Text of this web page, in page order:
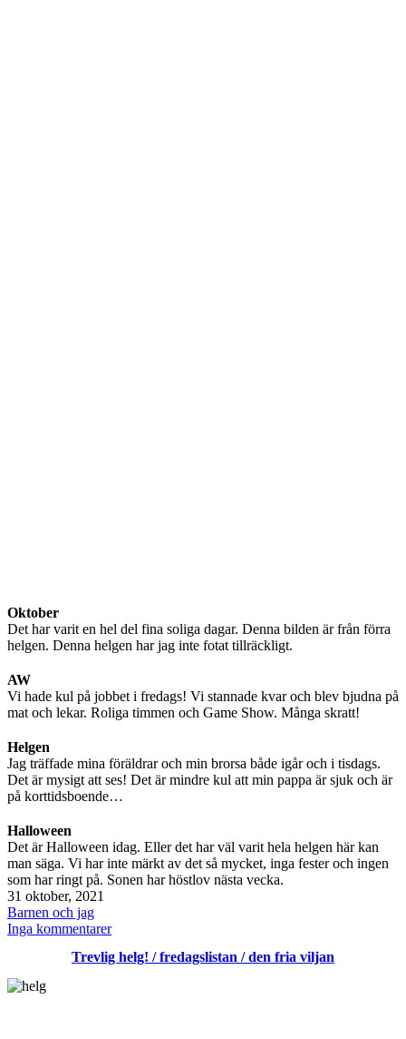
Oktober
Det har varit en hel del fina soliga dagar. Denna bilden är från förra
helgen. Denna helgen har jag inte fotat tillräckligt.
AW
Vi hade kul på jobbet i fredags! Vi stannade kvar och blev bjudna på
mat och lekar. Roliga timmen och Game Show. Många skratt!
Helgen
Jag träffade mina föräldrar och min brorsa både igår och i tisdags.
Det är mysigt att ses! Det är mindre kul att min pappa är sjuk och är
på korttidsboende…
Halloween
Det är Halloween idag. Eller det har väl varit hela helgen här kan
man säga. Vi har inte märkt av det så mycket, inga fester och ingen
som har ringt på. Sonen har höstlov nästa vecka.
Publicerat
den
31 oktober, 2021
Kategoriserat
som
Barnen och jag
Inga kommentarertill
/
Trevlig helg! / fredagslistan / den fria viljan